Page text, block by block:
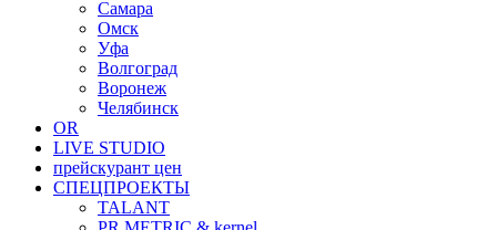
Самара
Омск
Уфа
Волгоград
Воронеж
Челябинск
OR
LIVE STUDIO
прейскурант цен
СПЕЦПРОЕКТЫ
TALANT